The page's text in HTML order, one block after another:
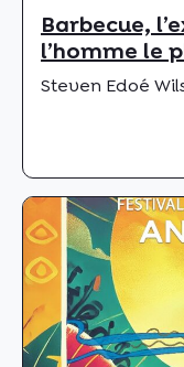
Barbecue,
l’homme le
Steven Edoé